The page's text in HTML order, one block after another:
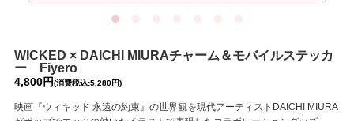
WICKED × DAICHI MIURAチャーム＆モバイルステッカ
ー Fiyero
4,800円(消費税込:5,280円)
映画『ウィキッド 永遠の約束』の世界観を現代アーティストDAICHI MIURA